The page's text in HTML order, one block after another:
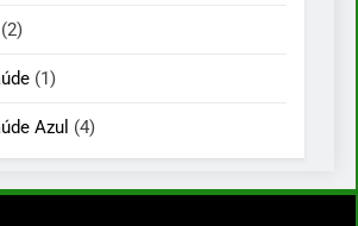
(2)
(1)
Azul (4)